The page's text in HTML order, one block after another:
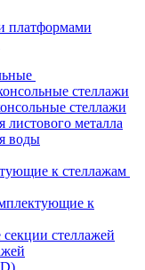
платформами
стеллажи
стеллажи
листового металла
воды
к стеллажам
к
стеллажей